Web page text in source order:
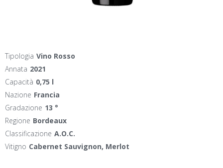
Tipologia Vino Rosso
Annata 2021
Capacità 0,75 l
Nazione Francia
Gradazione 13 °
Regione Bordeaux
Classificazione A.O.C.
Vitigno Cabernet Sauvignon, Merlot